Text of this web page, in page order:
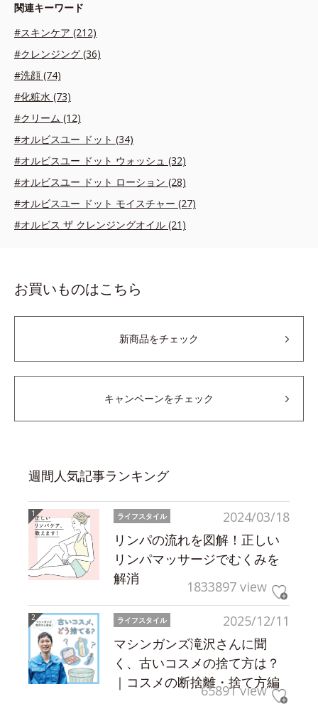
関連キーワード
#スキンケア (212)
#クレンジング (36)
#洗顔 (74)
#化粧水 (73)
#クリーム (12)
#オルビスユー ドット (34)
#オルビスユー ドット ウォッシュ (32)
#オルビスユー ドット ローション (28)
#オルビスユー ドット モイスチャー (27)
#オルビス ザ クレンジングオイル (21)
お買いものはこちら
新商品をチェック
キャンペーンをチェック
週間人気記事ランキング
2024/03/18
ライフスタイル
リンパの流れを図解！正しい
リンパマッサージでむくみを
解消
1833897 view
2025/12/11
ライフスタイル
マシンガンズ滝沢さんに聞
く、古いコスメの捨て方は？
｜コスメの断捨離・捨て方編
65891 view